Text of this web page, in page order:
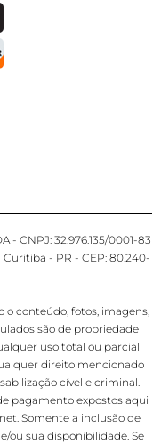
- CNPJ: 32.976.135/0001-83
- PR - CEP: 80.240-
o conteúdo, fotos, imagens,
são de propriedade
uso total ou parcial
direito mencionado
cível e criminal.
pagamento expostos aqui
Somente a inclusão de
ou sua disponibilidade. Se